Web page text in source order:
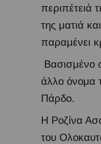
περιπέτειά
της ματιά
παραμένει
Βασισμένο
άλλο όνομα
Πάρδο.
Η Ροζίνα
του